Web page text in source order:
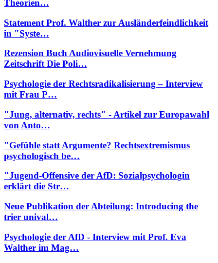
Theorien…
Statement Prof. Walther zur Ausländerfeindlichkeit
in "Syste…
Rezension Buch Audiovisuelle Vernehmung
Zeitschrift Die Poli…
Psychologie der Rechtsradikalisierung – Interview
mit Frau P…
"Jung, alternativ, rechts" - Artikel zur Europawahl
von Anto…
"Gefühle statt Argumente? Rechtsextremismus
psychologisch be…
"Jugend-Offensive der AfD: Sozialpsychologin
erklärt die Str…
Neue Publikation der Abteilung: Introducing the
trier unival…
Psychologie der AfD - Interview mit Prof. Eva
Walther im Mag…